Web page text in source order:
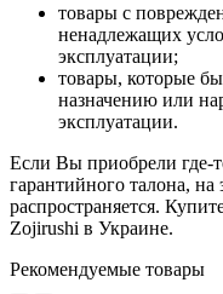
товары с
ненадлежащих
эксплуатации;
товары, которые
назначению или
эксплуатации.
Если Вы приобрели где-
гарантийного талона, на
распространяется.
Zojirushi в Украине.
Рекомендуемые товары